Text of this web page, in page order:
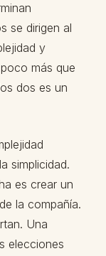
se dirigen al
y
más que
dos es un
simplicidad.
es crear un
la compañía.
Una
elecciones